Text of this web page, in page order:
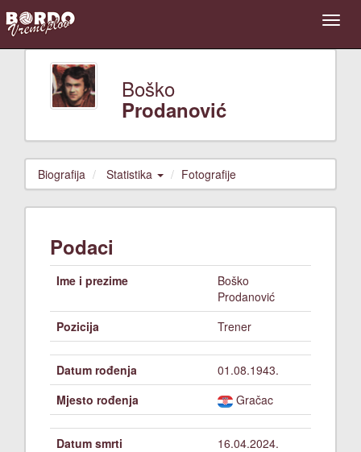
Boško
Prodanović
Biografija Statistika Fotografije
Podaci
Ime i prezime
Boško
Prodanović
Pozicija
Trener
Datum rođenja
01.08.1943.
Mjesto rođenja
Gračac
Datum smrti
16.04.2024.